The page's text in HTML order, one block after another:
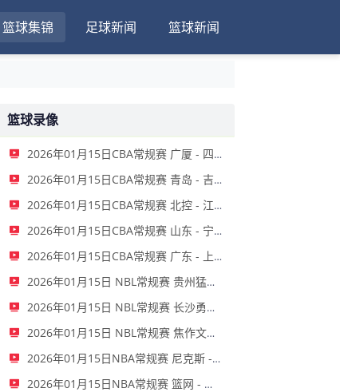
篮球集锦 足球新闻 篮球新闻
篮球录像
2026年01月15日CBA常规赛 广厦 - 四川 全场录像
2026年01月15日CBA常规赛 青岛 - 吉林 全场录像
2026年01月15日CBA常规赛 北控 - 江苏 全场录像
2026年01月15日CBA常规赛 山东 - 宁波 全场录像
2026年01月15日CBA常规赛 广东 - 上海 全场录像
2026年01月15日 NBL常规赛 贵州猛龙 VS 合肥狂风 全场录像
2026年01月15日 NBL常规赛 长沙勇胜 VS 安徽皖江龙 全场录像
2026年01月15日 NBL常规赛 焦作文旅 VS 香港金牛 全场录像
2026年01月15日NBA常规赛 尼克斯 - 国王 全场录像
2026年01月15日NBA常规赛 篮网 - 鹈鹕 全场录像